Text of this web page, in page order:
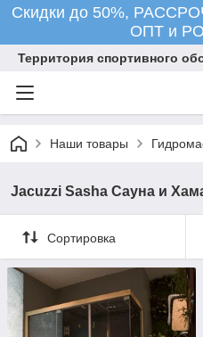
Скидки до 50%,
ОПТ и
Территория спортивного
Наши товары
Jacuzzi Sasha Сауна и
Сортировка